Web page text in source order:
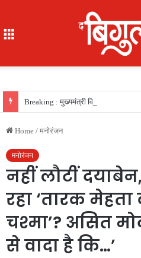
Home / मनोरंजन
मनोरंजन
नहीं लौटीं
रहा ‘तारक मेहता
चश्मा’? असित
से वादा है कि…’